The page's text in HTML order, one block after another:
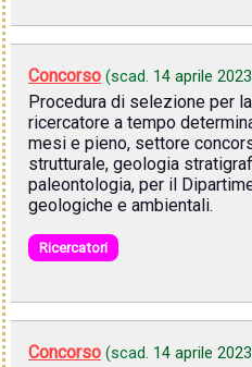
Concorso (scad. 14 aprile 2023
Procedura di selezione per
ricercatore a tempo
mesi e pieno, settore
strutturale, geologia
paleontologia, per il
geologiche e ambientali.
Ricercatori
Concorso (scad. 14 aprile 2023